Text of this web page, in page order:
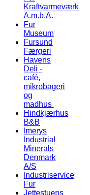
Kraftvarmeværk
A.m.b.A.
Fur
Museum
Fursund
Færgeri
Havens
Deli -
café,
mikrobageri
og
madhus
Hindkjærhus
B&B
Imerys
Industrial
Minerals
Denmark
A/S
Industriservice
Fur
Jettestuens